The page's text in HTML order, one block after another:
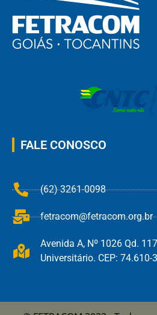
FALE CONOSCO
(62) 3261-0098
fetracom@fetracom.org.br
Avenida A, Nº 1026 Qd.
Universitário. CEP: 74.610-